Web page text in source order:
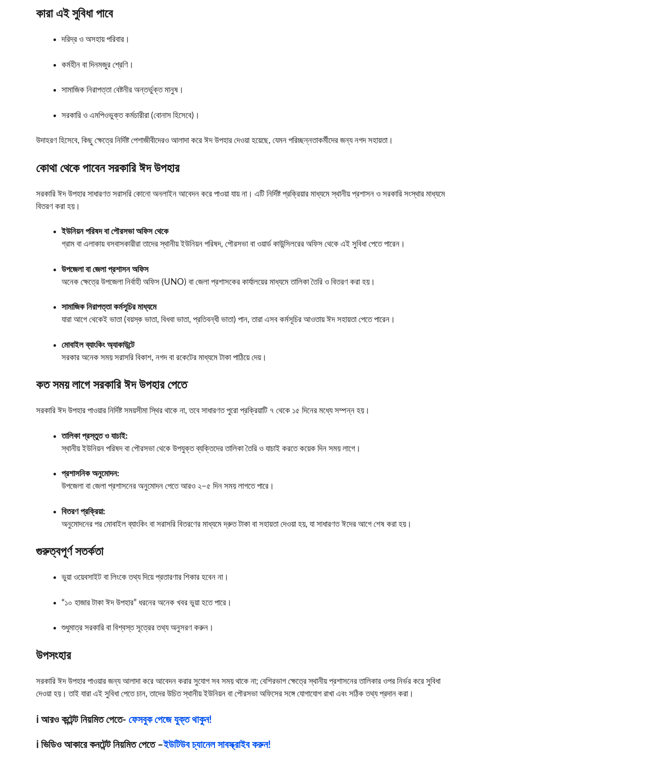
কারা এই সুবিধা পাবে
দরিদ্র ও অসহায় পরিবার।
কর্মহীন বা দিনমজুর শ্রেণি।
সামাজিক নিরাপত্তা বেষ্টনীর অন্তর্ভুক্ত মানুষ।
সরকারি ও এমপিওভুক্ত কর্মচারীরা (বোনাস হিসেবে)।
উদাহরণ হিসেবে, কিছু ক্ষেত্রে নির্দিষ্ট পেশাজীবীদেরও আলাদা করে ঈদ উপহার দেওয়া হয়েছে, যেমন পরিচ্ছন্নতাকর্মীদের জন্য নগদ সহায়তা।
কোথা থেকে পাবেন সরকারি ঈদ উপহার
সরকারি ঈদ উপহার সাধারণত সরাসরি কোনো অনলাইন আবেদন করে পাওয়া যায় না। এটি নির্দিষ্ট প্রক্রিয়ার মাধ্যমে স্থানীয় প্রশাসন ও সরকারি সংস্থার মাধ্যমে
বিতরণ করা হয়।
ইউনিয়ন পরিষদ বা পৌরসভা অফিস থেকে
গ্রাম বা এলাকায় বসবাসকারীরা তাদের স্থানীয় ইউনিয়ন পরিষদ, পৌরসভা বা ওয়ার্ড কাউন্সিলরের অফিস থেকে এই সুবিধা পেতে পারেন।
উপজেলা বা জেলা প্রশাসন অফিস
অনেক ক্ষেত্রে উপজেলা নির্বাহী অফিস (UNO) বা জেলা প্রশাসকের কার্যালয়ের মাধ্যমে তালিকা তৈরি ও বিতরণ করা হয়।
সামাজিক নিরাপত্তা কর্মসূচির মাধ্যমে
যারা আগে থেকেই ভাতা (বয়স্ক ভাতা, বিধবা ভাতা, প্রতিবন্ধী ভাতা) পান, তারা এসব কর্মসূচির আওতায় ঈদ সহায়তা পেতে পারেন।
মোবাইল ব্যাংকিং অ্যাকাউন্টে
সরকার অনেক সময় সরাসরি বিকাশ, নগদ বা রকেটের মাধ্যমে টাকা পাঠিয়ে দেয়।
কত সময় লাগে সরকারি ঈদ উপহার পেতে
সরকারি ঈদ উপহার পাওয়ার নির্দিষ্ট সময়সীমা স্থির থাকে না, তবে সাধারণত পুরো প্রক্রিয়াটি ৭ থেকে ১৫ দিনের মধ্যে সম্পন্ন হয়।
তালিকা প্রস্তুত ও যাচাই:
স্থানীয় ইউনিয়ন পরিষদ বা পৌরসভা থেকে উপযুক্ত ব্যক্তিদের তালিকা তৈরি ও যাচাই করতে কয়েক দিন সময় লাগে।
প্রশাসনিক অনুমোদন:
উপজেলা বা জেলা প্রশাসনের অনুমোদন পেতে আরও ২–৫ দিন সময় লাগতে পারে।
বিতরণ প্রক্রিয়া:
অনুমোদনের পর মোবাইল ব্যাংকিং বা সরাসরি বিতরণের মাধ্যমে দ্রুত টাকা বা সহায়তা দেওয়া হয়, যা সাধারণত ঈদের আগে শেষ করা হয়।
গুরুত্বপূর্ণ সতর্কতা
ভুয়া ওয়েবসাইট বা লিংকে তথ্য দিয়ে প্রতারণার শিকার হবেন না।
“১০ হাজার টাকা ঈদ উপহার” ধরনের অনেক খবর ভুয়া হতে পারে।
শুধুমাত্র সরকারি বা বিশ্বস্ত সূত্রের তথ্য অনুসরণ করুন।
উপসংহার
সরকারি ঈদ উপহার পাওয়ার জন্য আলাদা করে আবেদন করার সুযোগ সব সময় থাকে না; বেশিরভাগ ক্ষেত্রে স্থানীয় প্রশাসনের তালিকার ওপর নির্ভর করে সুবিধা
দেওয়া হয়। তাই যারা এই সুবিধা পেতে চান, তাদের উচিত স্থানীয় ইউনিয়ন বা পৌরসভা অফিসের সঙ্গে যোগাযোগ রাখা এবং সঠিক তথ্য প্রদান করা।
ℹ️ আরও কন্টেন্ট নিয়মিত পেতে- ফেসবুক পেজে যুক্ত থাকুন!
ℹ️ ভিডিও আকারে কনটেন্ট নিয়মিত পেতে –ইউটিউব চ্যানেল সাবস্ক্রাইব করুন!